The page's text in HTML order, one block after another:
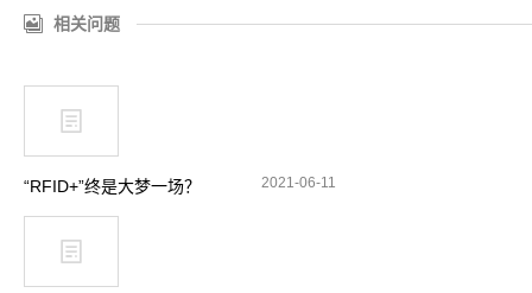
相关问题
“RFID+”终是大梦一场？ 2021-06-11